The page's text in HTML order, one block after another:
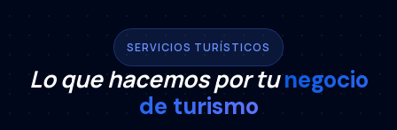
SERVICIOS TURÍSTICOS
Lo que hacemos por tunegocio
de turismo